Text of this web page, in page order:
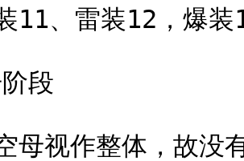
11、雷装12，爆装
段
母视作整体，故没